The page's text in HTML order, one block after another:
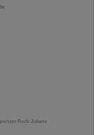
Rock Juliane